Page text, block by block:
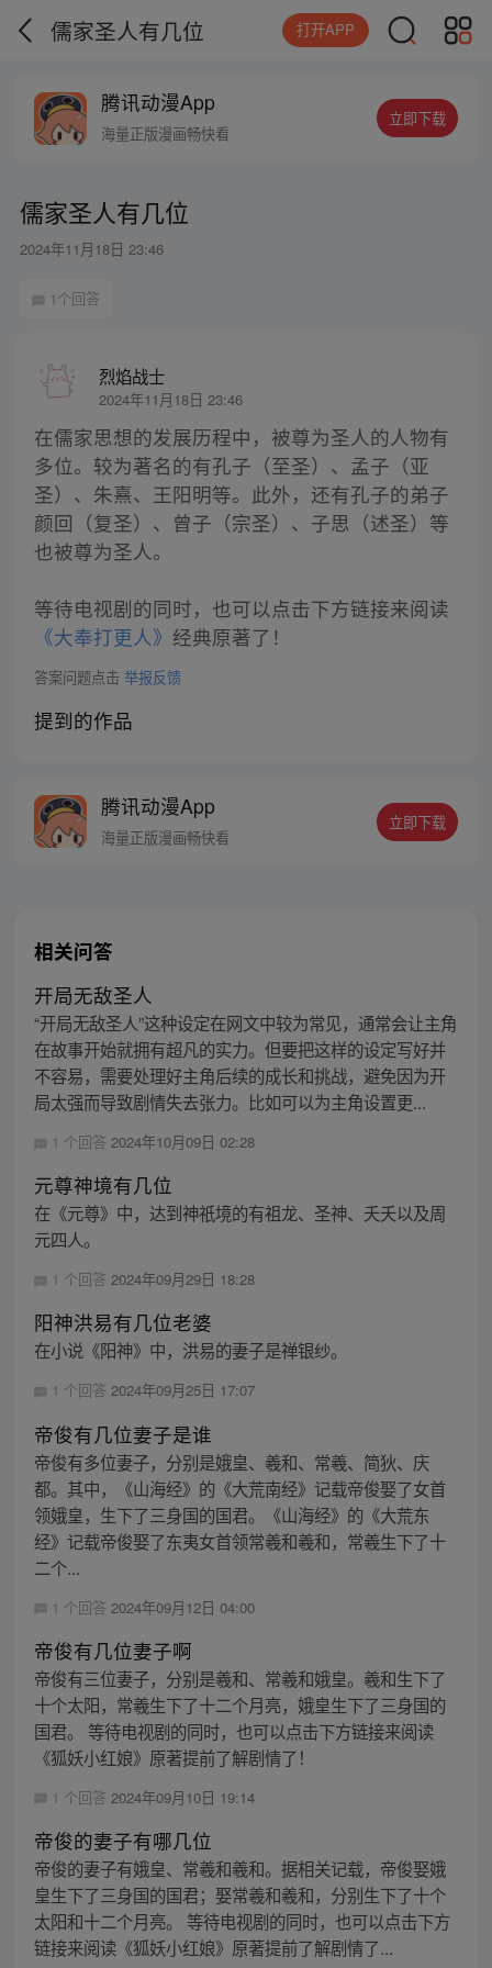
儒家圣人有几位 打开APP
腾讯动漫App
海量正版漫画畅快看
立即下载
儒家圣人有几位
2024年11月18日 23:46
1个回答
烈焰战士
2024年11月18日 23:46
在儒家思想的发展历程中，被尊为圣人的人物有
多位。较为著名的有孔子（至圣）、孟子（亚
圣）、朱熹、王阳明等。此外，还有孔子的弟子
颜回（复圣）、曾子（宗圣）、子思（述圣）等
也被尊为圣人。
等待电视剧的同时，也可以点击下方链接来阅读
《大奉打更人》 经典原著了！
答案问题点击 举报反馈
提到的作品
腾讯动漫App
海量正版漫画畅快看
立即下载
相关问答
开局无敌圣人
“开局无敌圣人”这种设定在网文中较为常见，通常会让主角
在故事开始就拥有超凡的实力。但要把这样的设定写好并
不容易，需要处理好主角后续的成长和挑战，避免因为开
局太强而导致剧情失去张力。比如可以为主角设置更...
1 个回答 2024年10月09日 02:28
元尊神境有几位
在《元尊》中，达到神祇境的有祖龙、圣神、夭夭以及周
元四人。
1 个回答 2024年09月29日 18:28
阳神洪易有几位老婆
在小说《阳神》中，洪易的妻子是禅银纱。
1 个回答 2024年09月25日 17:07
帝俊有几位妻子是谁
帝俊有多位妻子，分别是娥皇、羲和、常羲、简狄、庆
都。其中，《山海经》的《大荒南经》记载帝俊娶了女首
领娥皇，生下了三身国的国君。《山海经》的《大荒东
经》记载帝俊娶了东夷女首领常羲和羲和，常羲生下了十
二个...
1 个回答 2024年09月12日 04:00
帝俊有几位妻子啊
帝俊有三位妻子，分别是羲和、常羲和娥皇。羲和生下了
十个太阳，常羲生下了十二个月亮，娥皇生下了三身国的
国君。 等待电视剧的同时，也可以点击下方链接来阅读
《狐妖小红娘》原著提前了解剧情了！
1 个回答 2024年09月10日 19:14
帝俊的妻子有哪几位
帝俊的妻子有娥皇、常羲和羲和。据相关记载，帝俊娶娥
皇生下了三身国的国君；娶常羲和羲和，分别生下了十个
太阳和十二个月亮。 等待电视剧的同时，也可以点击下方
链接来阅读《狐妖小红娘》原著提前了解剧情了...